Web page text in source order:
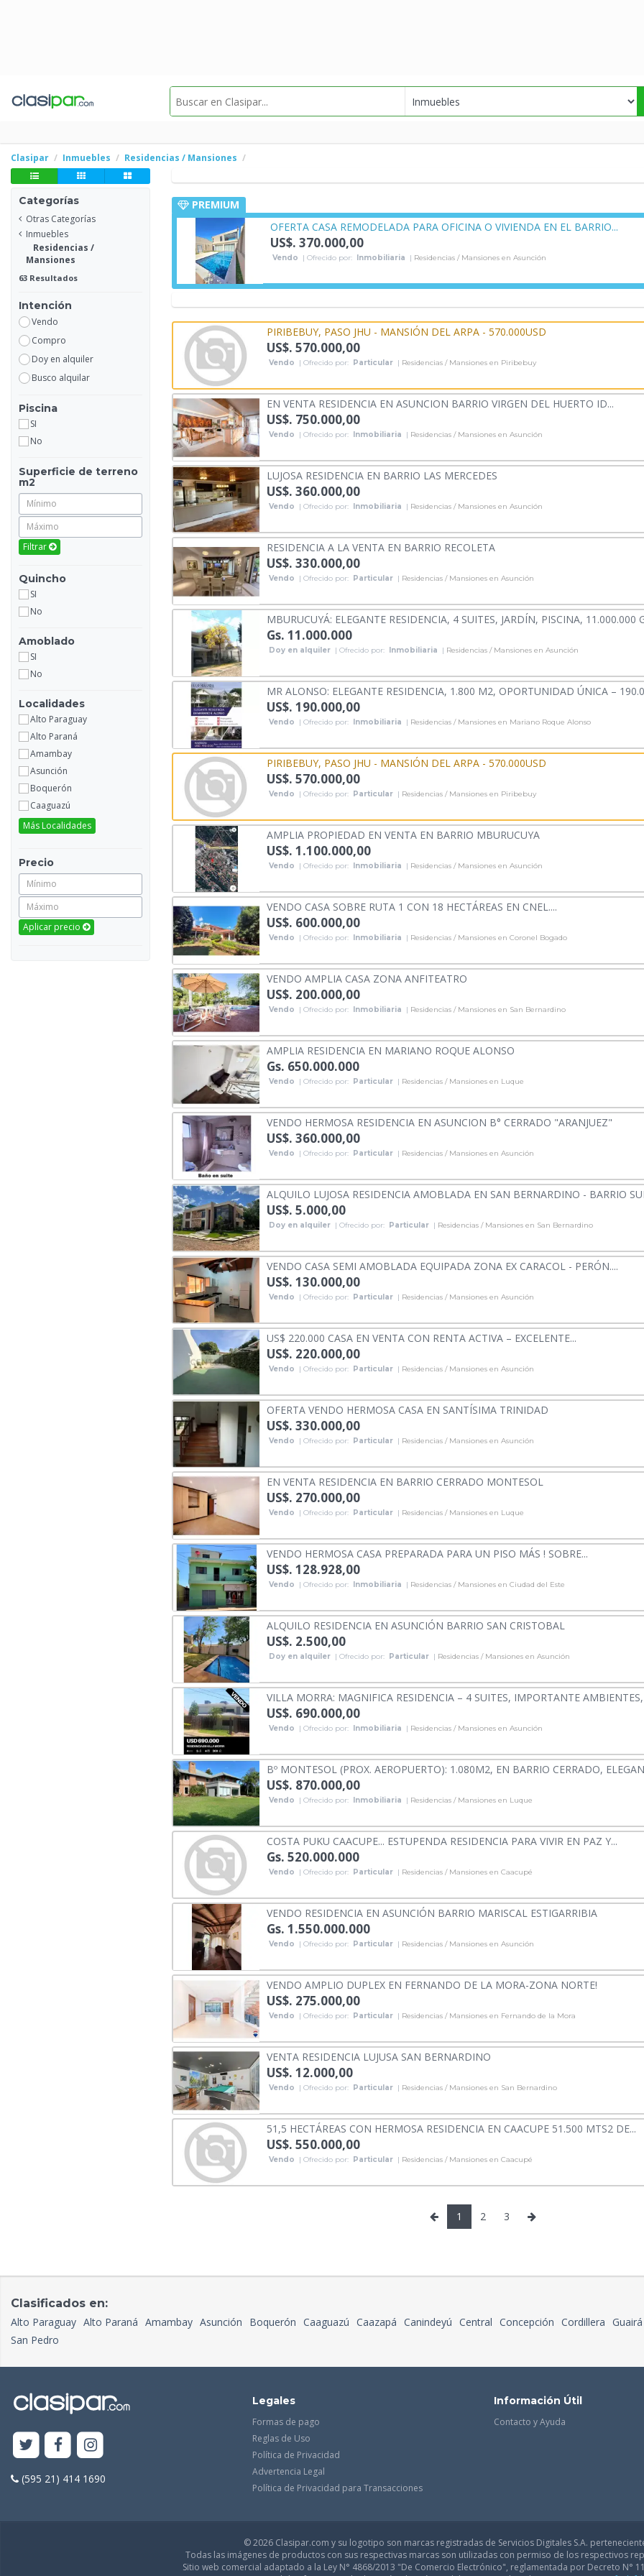
Clasipar Inmuebles Residencias / Mansiones
Categorías
Otras Categorías
Inmuebles
Residencias /
Mansiones
63 Resultados
Intención
Vendo
Compro
Doy en alquiler
Busco alquilar
Piscina
SI
No
Superficie de terreno
m2
Filtrar
Quincho
SI
No
Amoblado
SI
No
Localidades
Alto Paraguay
Alto Paraná
Amambay
Asunción
Boquerón
Caaguazú
Más Localidades
Precio
Aplicar precio
PREMIUM
OFERTA CASA REMODELADA PARA OFICINA O VIVIENDA EN EL BARRIO...
US$. 370.000,00
Vendo | Ofrecido por: Inmobiliaria | Residencias / Mansiones en Asunción
PIRIBEBUY, PASO JHU - MANSIÓN DEL ARPA - 570.000USD
US$. 570.000,00
Vendo | Ofrecido por: Particular | Residencias / Mansiones en Piribebuy
EN VENTA RESIDENCIA EN ASUNCION BARRIO VIRGEN DEL HUERTO ID...
US$. 750.000,00
Vendo | Ofrecido por: Inmobiliaria | Residencias / Mansiones en Asunción
LUJOSA RESIDENCIA EN BARRIO LAS MERCEDES
US$. 360.000,00
Vendo | Ofrecido por: Inmobiliaria | Residencias / Mansiones en Asunción
RESIDENCIA A LA VENTA EN BARRIO RECOLETA
US$. 330.000,00
Vendo | Ofrecido por: Particular | Residencias / Mansiones en Asunción
MBURUCUYÁ: ELEGANTE RESIDENCIA, 4 SUITES, JARDÍN, PISCINA, 11.000.000
Gs. 11.000.000
Doy en alquiler | Ofrecido por: Inmobiliaria | Residencias / Mansiones en Asunción
MR ALONSO: ELEGANTE RESIDENCIA, 1.800 M2, OPORTUNIDAD ÚNICA –
US$. 190.000,00
Vendo | Ofrecido por: Inmobiliaria | Residencias / Mansiones en Mariano Roque Alonso
PIRIBEBUY, PASO JHU - MANSIÓN DEL ARPA - 570.000USD
US$. 570.000,00
Vendo | Ofrecido por: Particular | Residencias / Mansiones en Piribebuy
AMPLIA PROPIEDAD EN VENTA EN BARRIO MBURUCUYA
US$. 1.100.000,00
Vendo | Ofrecido por: Inmobiliaria | Residencias / Mansiones en Asunción
VENDO CASA SOBRE RUTA 1 CON 18 HECTÁREAS EN CNEL....
US$. 600.000,00
Vendo | Ofrecido por: Inmobiliaria | Residencias / Mansiones en Coronel Bogado
VENDO AMPLIA CASA ZONA ANFITEATRO
US$. 200.000,00
Vendo | Ofrecido por: Inmobiliaria | Residencias / Mansiones en San Bernardino
AMPLIA RESIDENCIA EN MARIANO ROQUE ALONSO
Gs. 650.000.000
Vendo | Ofrecido por: Particular | Residencias / Mansiones en Luque
VENDO HERMOSA RESIDENCIA EN ASUNCION B° CERRADO "ARANJUEZ"
US$. 360.000,00
Vendo | Ofrecido por: Particular | Residencias / Mansiones en Asunción
ALQUILO LUJOSA RESIDENCIA AMOBLADA EN SAN BERNARDINO - BARRIO
US$. 5.000,00
Doy en alquiler | Ofrecido por: Particular | Residencias / Mansiones en San Bernardino
VENDO CASA SEMI AMOBLADA EQUIPADA ZONA EX CARACOL - PERÓN....
US$. 130.000,00
Vendo | Ofrecido por: Particular | Residencias / Mansiones en Asunción
US$ 220.000 CASA EN VENTA CON RENTA ACTIVA – EXCELENTE...
US$. 220.000,00
Vendo | Ofrecido por: Particular | Residencias / Mansiones en Asunción
OFERTA VENDO HERMOSA CASA EN SANTÍSIMA TRINIDAD
US$. 330.000,00
Vendo | Ofrecido por: Particular | Residencias / Mansiones en Asunción
EN VENTA RESIDENCIA EN BARRIO CERRADO MONTESOL
US$. 270.000,00
Vendo | Ofrecido por: Particular | Residencias / Mansiones en Luque
VENDO HERMOSA CASA PREPARADA PARA UN PISO MÁS ! SOBRE...
US$. 128.928,00
Vendo | Ofrecido por: Inmobiliaria | Residencias / Mansiones en Ciudad del Este
ALQUILO RESIDENCIA EN ASUNCIÓN BARRIO SAN CRISTOBAL
US$. 2.500,00
Doy en alquiler | Ofrecido por: Particular | Residencias / Mansiones en Asunción
VILLA MORRA: MAGNIFICA RESIDENCIA – 4 SUITES, IMPORTANTE
US$. 690.000,00
Vendo | Ofrecido por: Inmobiliaria | Residencias / Mansiones en Asunción
Bº MONTESOL (PROX. AEROPUERTO): 1.080M2, EN BARRIO CERRADO,
US$. 870.000,00
Vendo | Ofrecido por: Inmobiliaria | Residencias / Mansiones en Luque
COSTA PUKU CAACUPE... ESTUPENDA RESIDENCIA PARA VIVIR EN PAZ Y...
Gs. 520.000.000
Vendo | Ofrecido por: Particular | Residencias / Mansiones en Caacupé
VENDO RESIDENCIA EN ASUNCIÓN BARRIO MARISCAL ESTIGARRIBIA
Gs. 1.550.000.000
Vendo | Ofrecido por: Particular | Residencias / Mansiones en Asunción
VENDO AMPLIO DUPLEX EN FERNANDO DE LA MORA-ZONA NORTE!
US$. 275.000,00
Vendo | Ofrecido por: Particular | Residencias / Mansiones en Fernando de la Mora
VENTA RESIDENCIA LUJUSA SAN BERNARDINO
US$. 12.000,00
Vendo | Ofrecido por: Particular | Residencias / Mansiones en San Bernardino
51,5 HECTÁREAS CON HERMOSA RESIDENCIA EN CAACUPE 51.500 MTS2 DE...
US$. 550.000,00
Vendo | Ofrecido por: Particular | Residencias / Mansiones en Caacupé
1 2 3
Clasificados en:
Alto Paraguay Alto Paraná Amambay Asunción Boquerón Caaguazú Caazapá Canindeyú Central Concepción Cordillera Guairá
San Pedro
(595 21) 414 1690
Legales
Formas de pago
Reglas de Uso
Política de Privacidad
Advertencia Legal
Política de Privacidad para Transacciones
Información Útil
Contacto y Ayuda
© 2026 Clasipar.com y su logotipo son marcas registradas de Servicios Digitales S.A.
Todas las imágenes de productos con sus respectivas marcas son utilizadas con permiso de los respectivos
Sitio web comercial adaptado a la Ley N° 4868/2013 "De Comercio Electrónico", reglamentada por Decreto N°